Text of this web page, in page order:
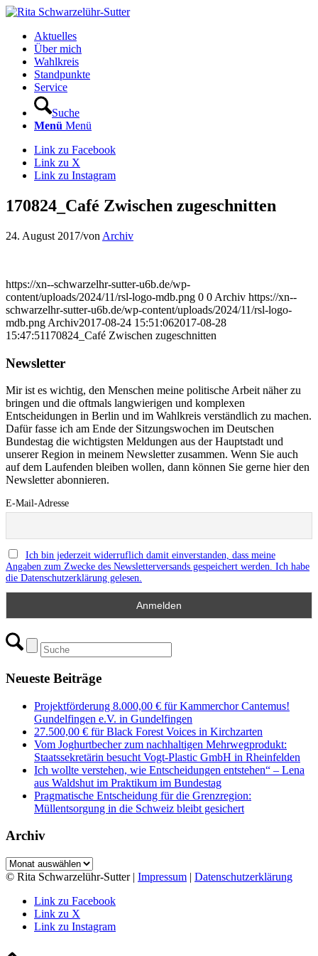
Aktuelles
Über mich
Wahlkreis
Standpunkte
Service
Suche
Menü Menü
Link zu Facebook
Link zu X
Link zu Instagram
170824_Café Zwischen zugeschnitten
24. August 2017/von Archiv
https://xn--schwarzelhr-sutter-u6b.de/wp-
content/uploads/2024/11/rsl-logo-mdb.png 0 0 Archiv https://xn--
schwarzelhr-sutter-u6b.de/wp-content/uploads/2024/11/rsl-logo-
mdb.png Archiv2017-08-24 15:51:062017-08-28
15:47:51170824_Café Zwischen zugeschnitten
Newsletter
Mir ist es wichtig, den Menschen meine politische Arbeit näher zu
bringen und die oftmals langwierigen und komplexen
Entscheidungen in Berlin und im Wahlkreis verständlich zu machen.
Dafür fasse ich am Ende der Sitzungswochen im Deutschen
Bundestag die wichtigsten Meldungen aus der Hauptstadt und
unserer Region in meinem Newsletter zusammen. Wenn Sie auch
auf dem Laufenden bleiben wollen, dann können Sie gerne hier den
Newsletter abonnieren.
E-Mail-Adresse
Ich bin jederzeit widerruflich damit einverstanden, dass meine
Angaben zum Zwecke des Newsletterversands gespeichert werden. Ich habe
die Datenschutzerklärung gelesen.
Neueste Beiträge
Projektförderung 8.000,00 € für Kammerchor Cantemus!
Gundelfingen e.V. in Gundelfingen
27.500,00 € für Black Forest Voices in Kirchzarten
Vom Joghurtbecher zum nachhaltigen Mehrwegprodukt:
Staatssekretärin besucht Vogt-Plastic GmbH in Rheinfelden
Ich wollte verstehen, wie Entscheidungen entstehen“ – Lena
aus Waldshut im Praktikum im Bundestag
Pragmatische Entscheidung für die Grenzregion:
Müllentsorgung in die Schweiz bleibt gesichert
Archiv
Archiv
© Rita Schwarzelühr-Sutter | Impressum | Datenschutzerklärung
Link zu Facebook
Link zu X
Link zu Instagram